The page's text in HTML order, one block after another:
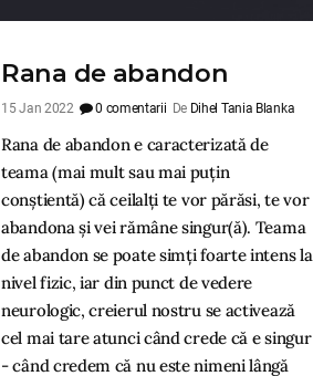
Rana de abandon
15 Jan 2022 0 comentarii De Dihel Tania Blanka
Rana de abandon e caracterizată de
teama (mai mult sau mai puțin
conștientă) că ceilalți te vor părăsi, te vor
abandona și vei rămâne singur(ă). Teama
de abandon se poate simți foarte intens la
nivel fizic, iar din punct de vedere
neurologic, creierul nostru se activează
cel mai tare atunci când crede că e singur
- când credem că nu este nimeni lângă